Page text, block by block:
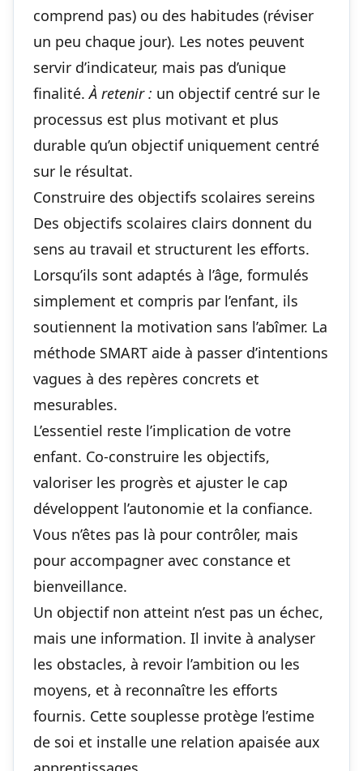
comprend pas) ou des habitudes (réviser
un peu chaque jour). Les notes peuvent
servir d’indicateur, mais pas d’unique
finalité.À retenir : un objectif centré sur le
processus est plus motivant et plus
durable qu’un objectif uniquement centré
sur le résultat.
Construire des objectifs scolaires sereins
Des objectifs scolaires clairs donnent du
sens au travail et structurent les efforts.
Lorsqu’ils sont adaptés à l’âge, formulés
simplement et compris par l’enfant, ils
soutiennent la motivation sans l’abîmer. La
méthode SMART aide à passer d’intentions
vagues à des repères concrets et
mesurables.
L’essentiel reste l’implication de votre
enfant. Co‑construire les objectifs,
valoriser les progrès et ajuster le cap
développent l’autonomie et la confiance.
Vous n’êtes pas là pour contrôler, mais
pour accompagner avec constance et
bienveillance.
Un objectif non atteint n’est pas un échec,
mais une information. Il invite à analyser
les obstacles, à revoir l’ambition ou les
moyens, et à reconnaître les efforts
fournis. Cette souplesse protège l’estime
de soi et installe une relation apaisée aux